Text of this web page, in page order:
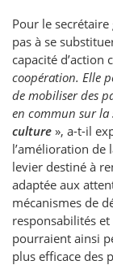
Pour le
pas à se
capacité d’action
coopération. Elle
de mobiliser des
en commun sur la
culture », a-t-il
l’amélioration de
levier destiné à
adaptée aux
mécanismes de
responsabilités
pourraient ainsi
plus efficace des